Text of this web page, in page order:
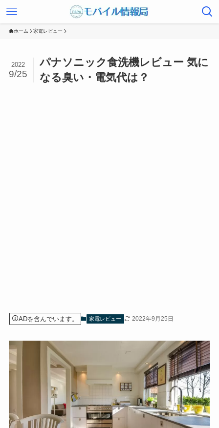
ホーム 家電レビュー
パナソニック食洗機レビュー 気に
なる臭い・電気代は？
2022
9/25
ADを含んでいます。 家電レビュー 2022年9月25日